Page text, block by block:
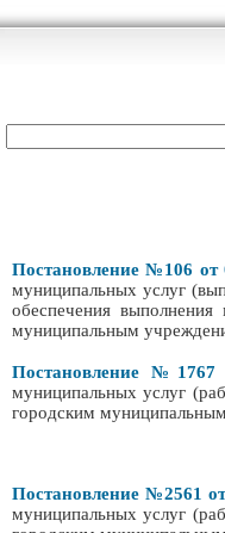
Постановление №106 от
муниципальных услуг
обеспечения
муниципальным
Постановление№1767
муниципальных услуг
городским
Постановление №2561
муниципальных услуг